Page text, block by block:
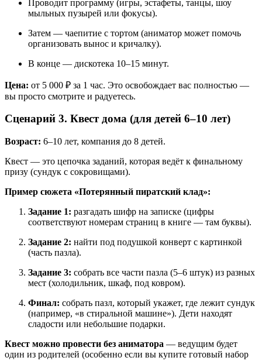
Проводит программу (игры, эстафеты, танцы, шоу
мыльных пузырей или фокусы).
Затем — чаепитие с тортом (аниматор может помочь
организовать вынос и кричалку).
В конце — дискотека 10–15 минут.
Цена: от 5 000 ₽ за 1 час. Это освобождает вас полностью —
вы просто смотрите и радуетесь.
Сценарий 3. Квест дома (для детей 6–10 лет)
Возраст: 6–10 лет, компания до 8 детей.
Квест — это цепочка заданий, которая ведёт к финальному
призу (сундук с сокровищами).
Пример сюжета «Потерянный пиратский клад»:
Задание 1: разгадать шифр на записке (цифры
соответствуют номерам страниц в книге — там буквы).
Задание 2: найти под подушкой конверт с картинкой
(часть пазла).
Задание 3: собрать все части пазла (5–6 штук) из разных
мест (холодильник, шкаф, под ковром).
Финал: собрать пазл, который укажет, где лежит сундук
(например, «в стиральной машине»). Дети находят
сладости или небольшие подарки.
Квест можно провести без аниматора — ведущим будет
один из родителей (особенно если вы купите готовый набор